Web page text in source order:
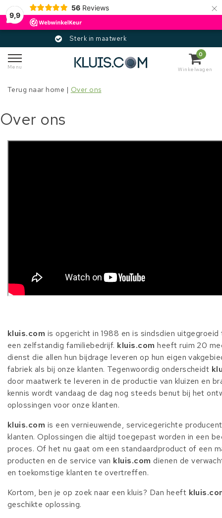
9,9
56 Reviews ×
Sterk in maatwerk
Menu
0
Winkelwagen
Terug naar home | Over ons
Over ons
kluis.com is opgericht in 1988 en is sindsdien
een zelfstandig familiebedrijf. kluis.com heeft ruim 20
dienst die allen hun bijdrage leveren op hun eigen
fabriek als bij onze klanten. Tegenwoordig onderscheidt
door maatwerk te leveren in de productie van kluizen en
kennis wordt vandaag de dag nog steeds benut bij het
oplossingen voor onze klanten.
kluis.com is een vernieuwende, servicegerichte
klanten. Oplossingen die altijd toegepast worden in een
proces. Of het nu gaat om een standaardproduct of een
producten en de service van kluis.com dienen de
en toekomstige klanten te overtreffen.
Kortom, ben je op zoek naar een kluis? Dan heeft
geschikte oplossing.